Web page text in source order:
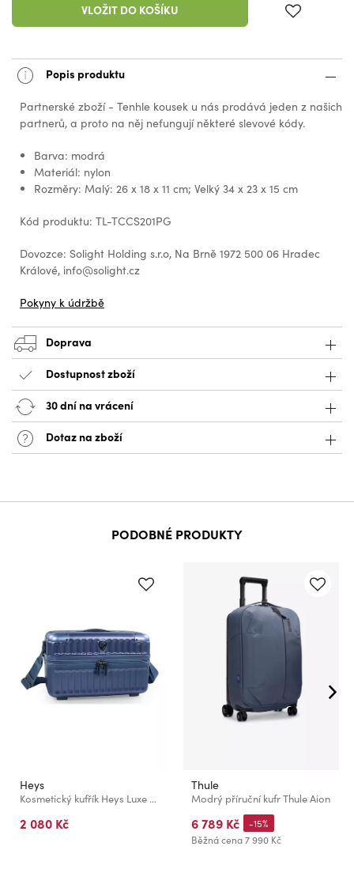
VLOŽIT DO KOŠÍKU
Popis produktu
Partnerské zboží - Tenhle kousek u nás prodává jeden z našich
partnerů, a proto na něj nefungují některé slevové kódy.
Barva: modrá
Materiál: nylon
Rozměry: Malý: 26 x 18 x 11 cm; Velký 34 x 23 x 15 cm
Kód produktu: TL-TCCS201PG
Dovozce: Solight Holding s.r.o, Na Brně 1972 500 06 Hradec
Králové, info@solight.cz
Pokyny k údržbě
Doprava
Dostupnost zboží
30 dní na vrácení
Dotaz na zboží
PODOBNÉ PRODUKTY
Heys
Kosmetický kufřík Heys Luxe Beauty Case Navy
2 080 Kč
Thule
Modrý příruční kufr Thule Aion
6 789 Kč
Běžná cena7 990 Kč
-15%